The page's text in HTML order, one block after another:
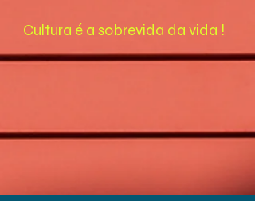
Cultura é a sobrevida da vida !